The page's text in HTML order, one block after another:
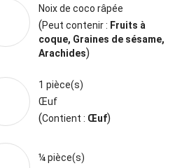
Noix de coco râpée
(Peut contenir : Fruits à
coque, Graines de sésame,
Arachides)
1 pièce(s)
Œuf
(Contient : Œuf)
¼ pièce(s)